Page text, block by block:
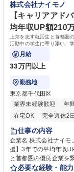
の「採用成功・内定承諾」まで深
社・教師/塾講師歓迎
1年で年収が2倍UPし
7％(10期)→195％(11
株式会社ナイモノ
【キャリアアド
均年収UP額210
上京を志す就活生と首都圏
活動中の学生に寄り添い、
選考対策まで一貫してお任
月給
33万円以上
勤務地
東京都千代田区
業界未経験歓迎
年
在宅OK
完全週休2
仕事の内容
企業名 株式会社ナイモノ 求人名 【キャリアアドバイザー/大学生の
援】3年での平均年収UP額210万/未経
と首都圏の優良企業を
動中の学生に寄り添い
必要な経験・能